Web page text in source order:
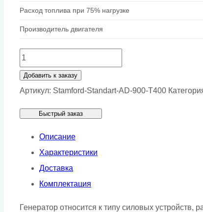
Расход топлива при 75% нагрузке
Производитель двигателя
Количество
товара
Генератор
AD
900-
T400
Добавить к заказу
Артикул: Stamford-Standart-AD-900-T400
Быстрый заказ
Описание
Характеристики
Доставка
Комплектация
Генератор относится к типу силовых